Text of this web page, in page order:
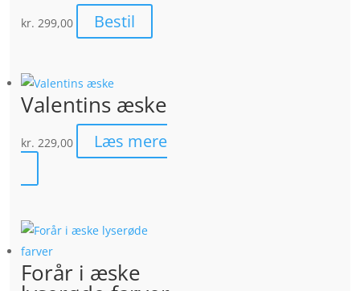
kr. 299,00 Bestil
Valentins æske
kr. 229,00 Læs mere
Forår i æske